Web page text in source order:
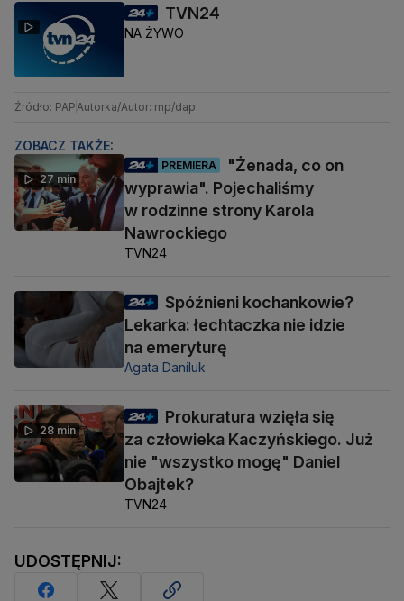
TVN24
NA ŻYWO
Źródło: PAPAutorka/Autor: mp/dap
ZOBACZ TAKŻE:
27 min
PREMIERA
"Żenada, co on
wyprawia". Pojechaliśmy
w rodzinne strony Karola
Nawrockiego
TVN24
Spóźnieni kochankowie?
Lekarka: łechtaczka nie idzie
na emeryturę
Agata Daniluk
28 min
Prokuratura wzięła się
za człowieka Kaczyńskiego. Już
nie "wszystko mogę" Daniel
Obajtek?
TVN24
UDOSTĘPNIJ: